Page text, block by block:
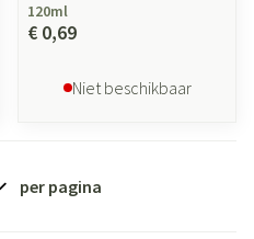
120ml
€ 0,69
Niet beschikbaar
per pagina